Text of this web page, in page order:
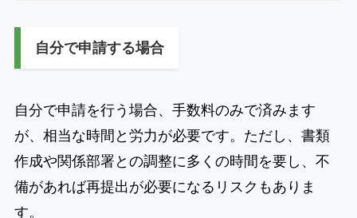
自分で申請する場合
自分で申請を行う場合、手数料のみで済みます
が、相当な時間と労力が必要です。ただし、書類
作成や関係部署との調整に多くの時間を要し、不
備があれば再提出が必要になるリスクもありま
す。